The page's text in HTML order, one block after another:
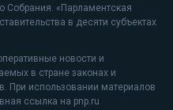
Собрания. «Парламентская
в десяти субъектах
новости и
в стране законах и
При использовании материалов
ссылка на pnp.ru